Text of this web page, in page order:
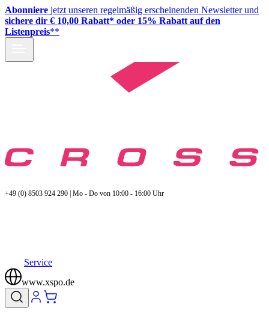
Abonniere jetzt unseren regelmäßig erscheinenden Newsletter und
sichere dir € 10,00 Rabatt* oder 15% Rabatt auf den
Listenpreis**
+49 (0) 8503 924 290 | Mo - Do von 10:00 - 16:00 Uhr
Service
www.xspo.de